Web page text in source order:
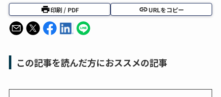
印刷 / PDF URLをコピー
この記事を読んだ方におススメの記事